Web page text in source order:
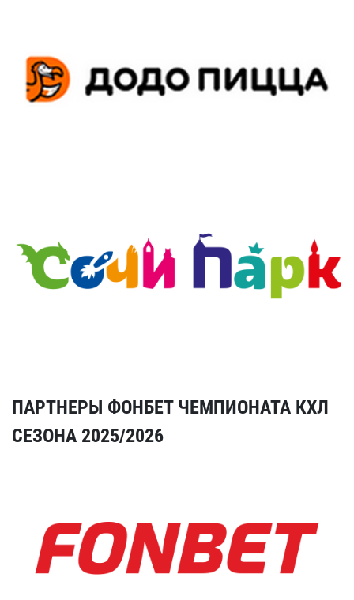
ПАРТНЕРЫ ФОНБЕТ ЧЕМПИОНАТА КХЛ
СЕЗОНА 2025/2026